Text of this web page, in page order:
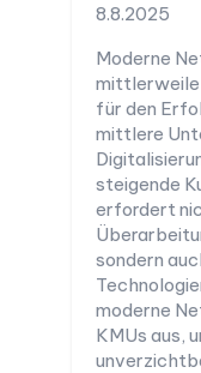
8.8.2025
Moderne
mittlerweile
für den
mittlere
steigende
erfordert
sondern
moderne
KMUs aus,